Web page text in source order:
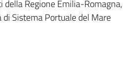
della Regione Emilia-Romagna,
di Sistema Portuale del Mare